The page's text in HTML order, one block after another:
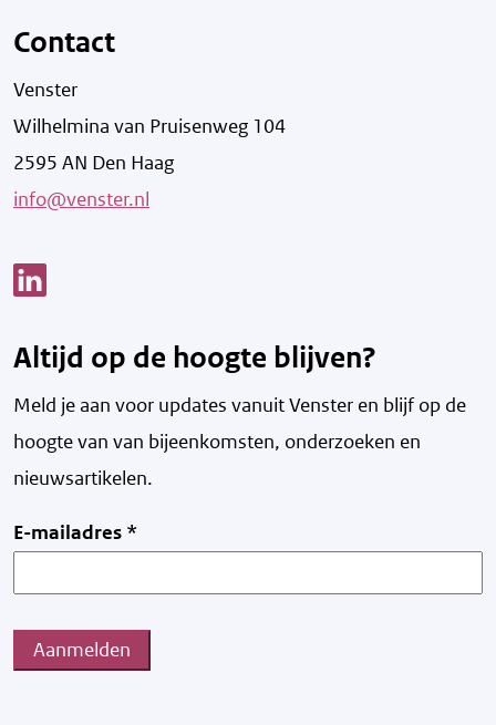
Contact
Venster
Wilhelmina van Pruisenweg 104
2595 AN Den Haag
info@venster.nl
Altijd op de hoogte blijven?
Meld je aan voor updates vanuit Venster en blijf op de
hoogte van van bijeenkomsten, onderzoeken en
nieuwsartikelen.
E-mailadres *
Aanmelden